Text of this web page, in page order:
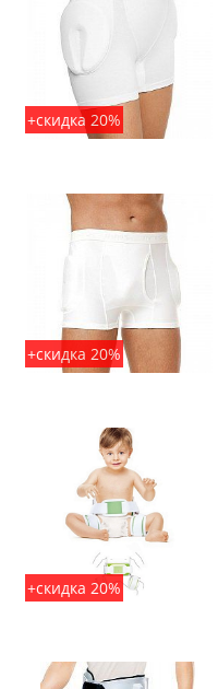
+скидка 20%
+скидка 20%
+скидка 20%